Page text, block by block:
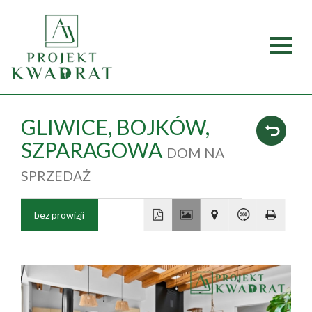
główna
Oferty
Dzialki
O
GLIWICE, BOJKÓW,
SZPARAGOWA DOM NA
SPRZEDAŻ
bez prowizji
−